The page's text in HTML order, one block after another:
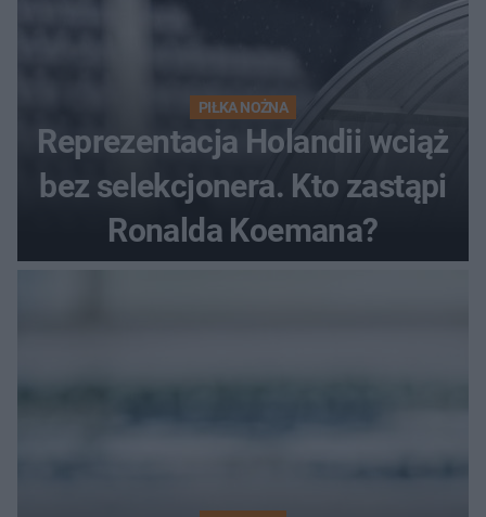
PIŁKA NOŻNA
Reprezentacja Holandii wciąż
bez selekcjonera. Kto zastąpi
Ronalda Koemana?